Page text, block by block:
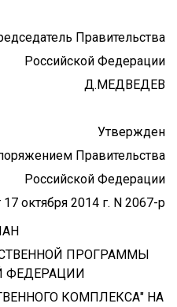
Правительства
Российской Федерации
Д.МЕДВЕДЕВ
Утвержден
Правительства
Российской Федерации
17 октября 2014 г. N 2067-р
ПРОГРАММЫ
ФЕДЕРАЦИИ
КОМПЛЕКСА" НА